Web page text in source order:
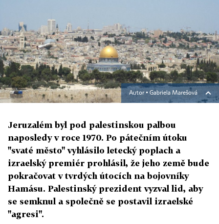
Autor ▪ Gabriela Marešová
Jeruzalém byl pod palestinskou palbou
naposledy v roce 1970. Po pátečním útoku
"svaté město" vyhlásilo letecký poplach a
izraelský premiér prohlásil, že jeho země bude
pokračovat v tvrdých útocích na bojovníky
Hamásu. Palestinský prezident vyzval lid, aby
se semknul a společně se postavil izraelské
"agresi".